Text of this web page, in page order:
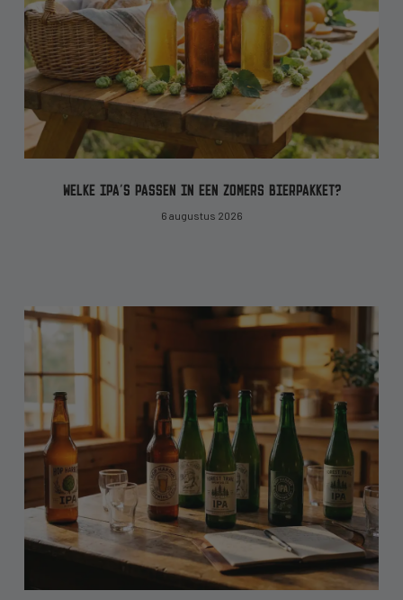
WELKE IPA’S PASSEN IN EEN ZOMERS BIERPAKKET?
6 augustus 2026